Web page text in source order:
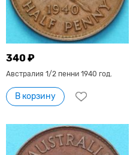
340 ₽
Австралия 1/2 пенни 1940 год.
В корзину